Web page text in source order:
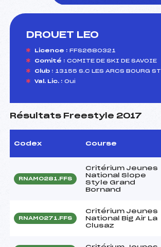
DROUET LEO
Licence : FFS2680321
Comité : COMITE DE SKI DE SAVOIE
Club : 13155 S.C LES ARCS BOURG
Val. Lic. : Oui
Résultats Freestyle 2017
Codex Course
RNAM0281.FFS
Critérium Jeunes
National Slope
Style Grand
Bornand
RNAM0271.FFS
Critérium Jeunes
National Big Air La
Clusaz